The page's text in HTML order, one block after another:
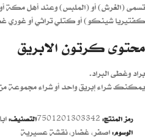
تسمى (الغرش) أو (الملبس) وعند أهل مكة أو
كفتيريا شينكو) أو كتلي تراثي أو غوري
محتوى كرتون الابريق
براد وغطى البراد.
يمكنك شراء إبريق واحد أو شراء مجموعة من
رمز المنتج: 7501201303342التصنيف:
الوسوم:اصفر,غضار,نقشة عسيرية